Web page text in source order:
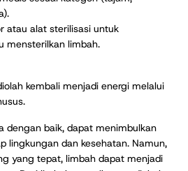
atau alat sterilisasi untuk
mensterilkan limbah.
kembali menjadi energi melalui
dengan baik, dapat menimbulkan
lingkungan dan kesehatan. Namun,
yang tepat, limbah dapat menjadi